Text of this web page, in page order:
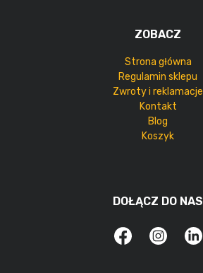
ZOBACZ
Strona główna
Regulamin sklepu
Zwroty i reklamacje
Kontakt
Blog
Koszyk
DOŁĄCZ DO NAS